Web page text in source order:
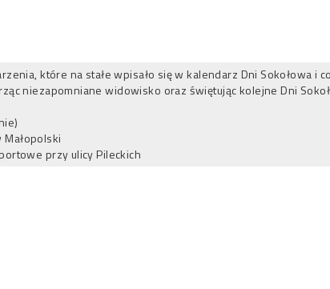
które na stałe wpisało się w kalendarz Dni Sokołowa
niezapomniane widowisko oraz świętując kolejne Dni
Małopolski
przy ulicy Pileckich